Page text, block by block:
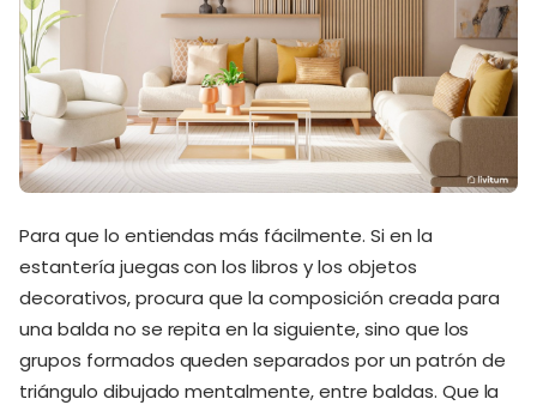
Para que lo entiendas más fácilmente. Si en la
estantería juegas con los libros y los objetos
decorativos, procura que la composición creada para
una balda no se repita en la siguiente, sino que los
grupos formados queden separados por un patrón de
triángulo dibujado mentalmente, entre baldas. Que la